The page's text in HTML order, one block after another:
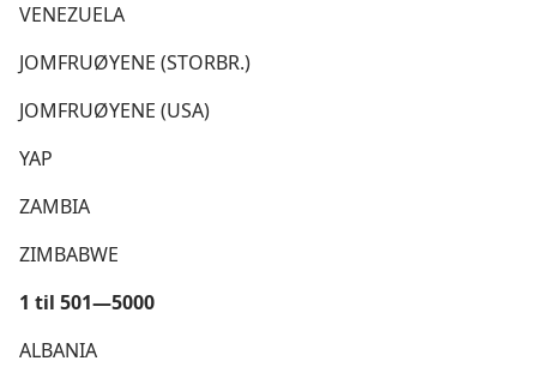
VENEZUELA
JOMFRUØYENE (STORBR.)
JOMFRUØYENE (USA)
YAP
ZAMBIA
ZIMBABWE
1 til 501—5000
ALBANIA